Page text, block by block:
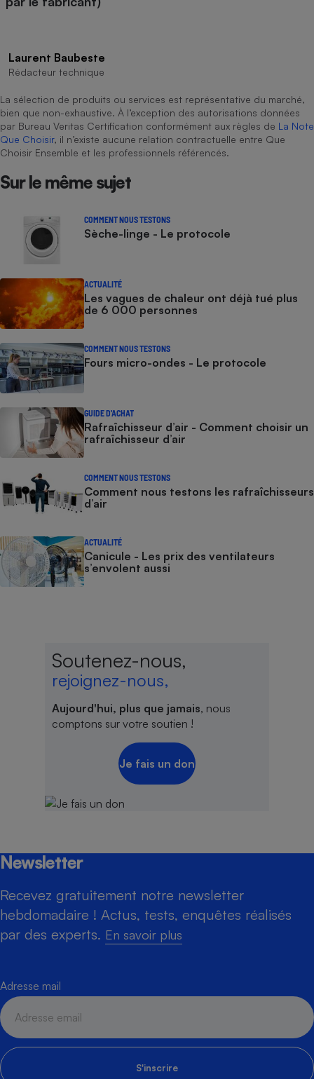
Laurent Baubeste
Rédacteur technique
La sélection de produits ou services est représentative du marché,
bien que non-exhaustive. À l’exception des autorisations données
par Bureau Veritas Certification conformément aux règles de La Note
Que Choisir, il n’existe aucune relation contractuelle entre Que
Choisir Ensemble et les professionnels référencés.
Sur le même sujet
COMMENT NOUS TESTONS
Sèche-linge - Le protocole
ACTUALITÉ
Les vagues de chaleur ont déjà tué plus
de 6 000 personnes
COMMENT NOUS TESTONS
Fours micro-ondes - Le protocole
GUIDE D'ACHAT
Rafraîchisseur d’air - Comment choisir un
rafraîchisseur d’air
COMMENT NOUS TESTONS
Comment nous testons les rafraîchisseurs
d’air
ACTUALITÉ
Canicule - Les prix des ventilateurs
s’envolent aussi
Soutenez-nous,
rejoignez-nous,
Aujourd'hui, plus que jamais, nous
comptons sur votre soutien !
Je fais un don
Newsletter
Recevez gratuitement notre newsletter
hebdomadaire ! Actus, tests, enquêtes réalisés
par des experts. En savoir plus
Adresse mail
S'inscrire